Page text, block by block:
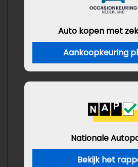
Auto kopen met
Aankoopkeuring
Nationale
Bekijk het